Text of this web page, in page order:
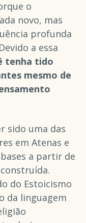
o
novo, mas
profunda
a essa
tenha tido
mesmo de
sido uma das
em Atenas e
a partir de
do Estoicismo
da linguagem